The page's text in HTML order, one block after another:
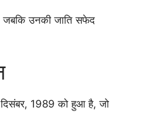
जबकि उनकी जाति सफेद
दिसंबर, 1989 को हुआ है, जो